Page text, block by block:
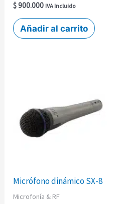
$900.000 IVA Incluido
Añadir al carrito
Micrófono dinámico SX-8
Microfonía & RF